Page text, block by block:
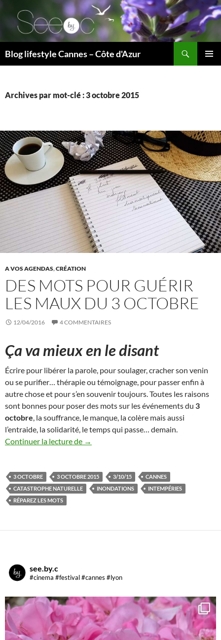
Blog lifestyle Cannes – Côte d'Azur
Archives par mot-clé : 3 octobre 2015
A VOS AGENDAS,CRÉATION
DES MOTS POUR GUÉRIR
LES MAUX DU 3 OCTOBRE
12/04/2016 4 COMMENTAIRES
Ça va mieux en le disant
Écrire pour libérer la parole, pour soulager, cracher son venin
ou se purifier… thérapie ou témoignage, pour passer enfin à
autre chose et pour s’en souvenir toujours. Toutes les raisons
sont bonnes pour poser des mots sur les événements du 3
octobre, la souffrance, le manque, la colère mais aussi
l’entraide, la solidarité, le temps qui passe… demain.
Continuer la lecture de Des mots pour guérir les maux du 3
→
3 OCTOBRE 3 OCTOBRE 2015 3/10/15
CANNES
CATASTROPHE NATURELLE
INONDATIONS
INTEMPÉRIES
RÉPAREZ LES MOTS
see.by.c
#cinema #festival #cannes #lyon